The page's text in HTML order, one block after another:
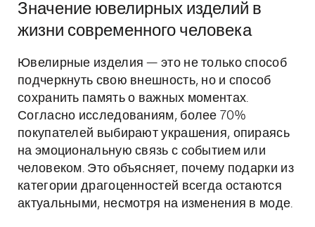
Значение ювелирных изделий в
жизни современного человека
Ювелирные изделия — это не только способ
подчеркнуть свою внешность, но и способ
сохранить память о важных моментах.
Согласно исследованиям, более 70%
покупателей выбирают украшения, опираясь
на эмоциональную связь с событием или
человеком. Это объясняет, почему подарки из
категории драгоценностей всегда остаются
актуальными, несмотря на изменения в моде.